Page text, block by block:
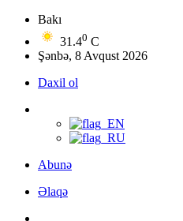
Bakı
31.40 C
Şənbə, 8 Avqust 2026
Daxil ol
Abunə
Əlaqə